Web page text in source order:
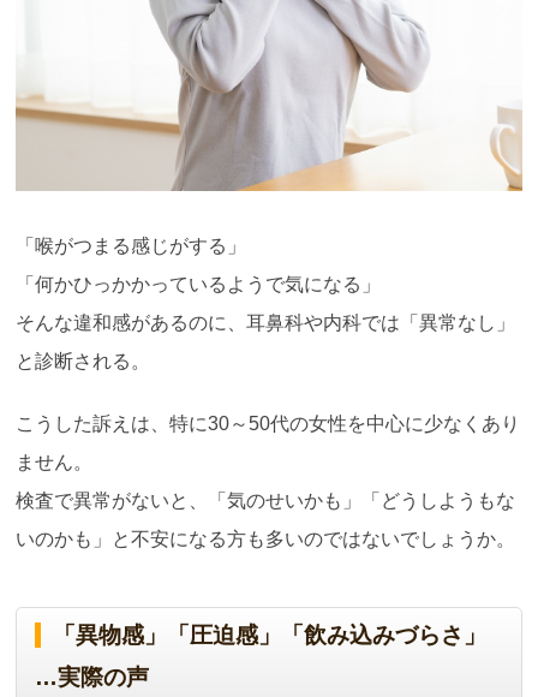
「喉がつまる感じがする」
「何かひっかかっているようで気になる」
そんな違和感があるのに、耳鼻科や内科では「異常なし」
と診断される。
こうした訴えは、特に30～50代の女性を中心に少なくあり
ません。
検査で異常がないと、「気のせいかも」「どうしようもな
いのかも」と不安になる方も多いのではないでしょうか。
「異物感」「圧迫感」「飲み込みづらさ」
…実際の声